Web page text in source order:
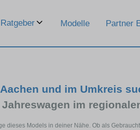
Ratgeber Modelle Partner
und im Umkreis
im
dieses Models in deiner Nähe. Ob als